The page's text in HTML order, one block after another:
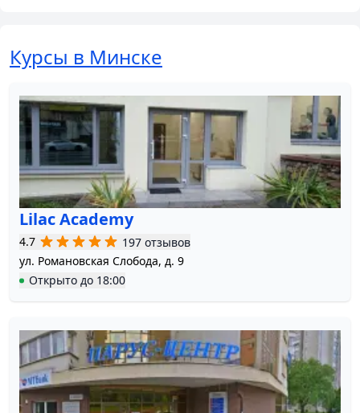
Курсы в Минске
Lilac Academy
4.7
197 отзывов
ул. Романовская Слобода, д. 9
Открыто до 18:00